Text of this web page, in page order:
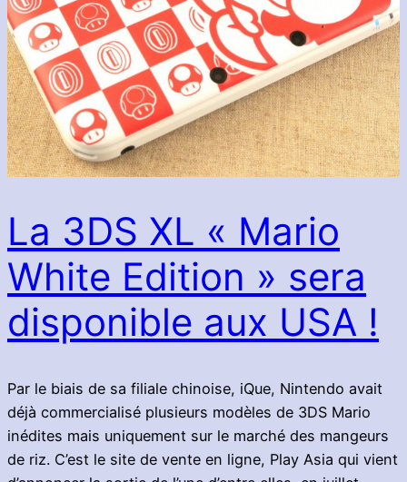
La 3DS XL « Mario
White Edition » sera
disponible aux USA !
Par le biais de sa filiale chinoise, iQue, Nintendo avait
déjà commercialisé plusieurs modèles de 3DS Mario
inédites mais uniquement sur le marché des mangeurs
de riz. C’est le site de vente en ligne, Play Asia qui vient